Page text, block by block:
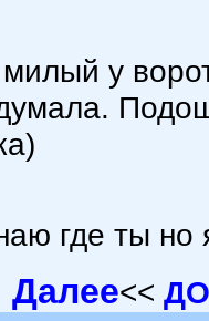
у
где ты но
Далее<<